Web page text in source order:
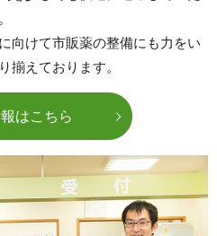
向けて市販薬の整備にも力をい
揃えております。
はこちら